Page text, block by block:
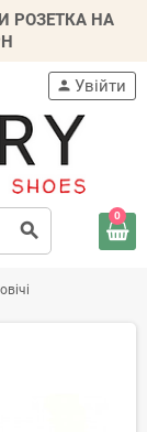
РОЗЕТКА НА
search
person Увійти
0